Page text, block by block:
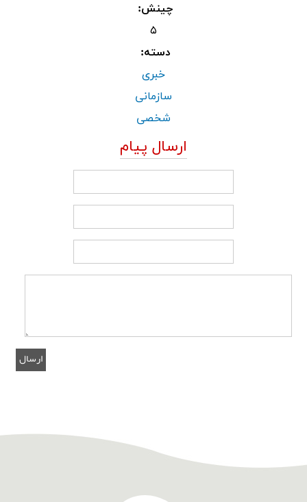
چینش:
۵
دسته:
خبری
سازمانی
شخصی
ارسال پیام